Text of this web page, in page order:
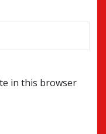
in this browser